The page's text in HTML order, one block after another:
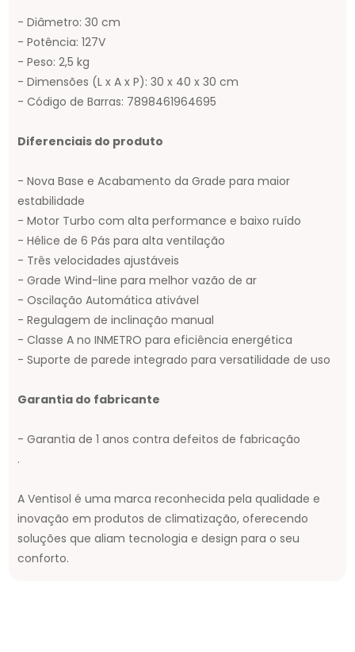
- Diâmetro: 30 cm
- Potência: 127V
- Peso: 2,5 kg
- Dimensões (L x A x P): 30 x 40 x 30 cm
- Código de Barras: 7898461964695
Diferenciais do produto
- Nova Base e Acabamento da Grade para maior
estabilidade
- Motor Turbo com alta performance e baixo ruído
- Hélice de 6 Pás para alta ventilação
- Três velocidades ajustáveis
- Grade Wind-line para melhor vazão de ar
- Oscilação Automática ativável
- Regulagem de inclinação manual
- Classe A no INMETRO para eficiência energética
- Suporte de parede integrado para versatilidade de uso
Garantia do fabricante
- Garantia de 1 anos contra defeitos de fabricação
.
A Ventisol é uma marca reconhecida pela qualidade e
inovação em produtos de climatização, oferecendo
soluções que aliam tecnologia e design para o seu
conforto.